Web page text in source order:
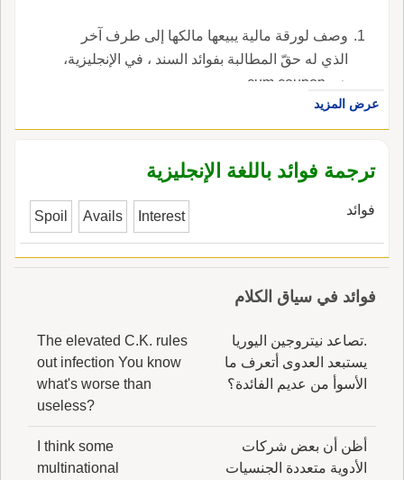
وصف لورقة مالية يبيعها مالكها إلى طرف آخر
الذي له حقّ المطالبة بفوائد السند ، في الإنجليزية،
هي cum coupon.
عرض المزيد
ترجمة فوائد باللغة الإنجليزية
فوائد Spoil Avails Interest
فوائد في سياق الكلام
.تصاعد نيتروجين اليوريا
يستبعد العدوى أتعرف ما
الأسوأ من عديم الفائدة؟
The elevated C.K. rules
out infection You know
what's worse than
useless?
أظن أن بعض شركات
الأدوية متعددة الجنسيات
I think some
multinational